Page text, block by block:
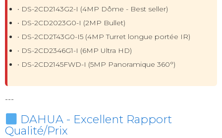
• DS-2CD2143G2-I (4MP Dôme - Best seller)
• DS-2CD2023G0-I (2MP Bullet)
• DS-2CD2T43G0-I5 (4MP Turret longue portée IR)
• DS-2CD2346G1-I (6MP Ultra HD)
• DS-2CD2145FWD-I (5MP Panoramique 360°)
---
DAHUA - Excellent Rapport
Qualité/Prix